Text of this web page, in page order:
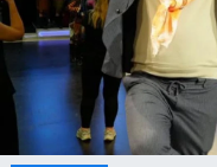
TARIM
TURİZM
YAŞAM